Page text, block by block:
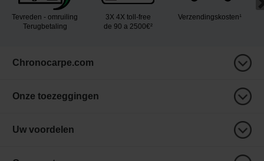
Tevreden - omruiling
Terugbetaling
3X 4X toll-free
de 90 a 2500€²
Verzendingskosten¹
Chronocarpe.com
Onze toezeggingen
Uw voordelen